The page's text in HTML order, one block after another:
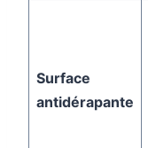
Surface
antidérapante